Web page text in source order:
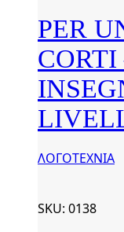
PER
ΛΟΓΟΤΕΧΝΙΑ
SKU: 0138